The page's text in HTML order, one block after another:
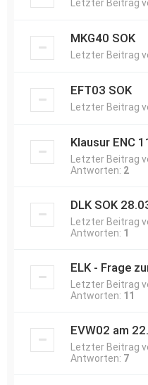
Letzter Beitrag
MKG40 SOK
Letzter Beitrag
EFT03 SOK
Letzter Beitrag
Klausur ENC
Letzter Beitrag
Antworten: 2
DLK SOK
Letzter Beitrag
Antworten: 1
ELK - Frage
Letzter Beitrag
Antworten: 11
EVW02 am
Letzter Beitrag
Antworten: 7